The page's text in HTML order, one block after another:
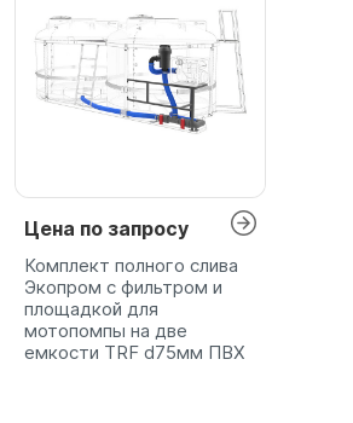
Цена по запросу
Комплект полного слива
Экопром с фильтром и
площадкой для
мотопомпы на две
емкости TRF d75мм ПВХ